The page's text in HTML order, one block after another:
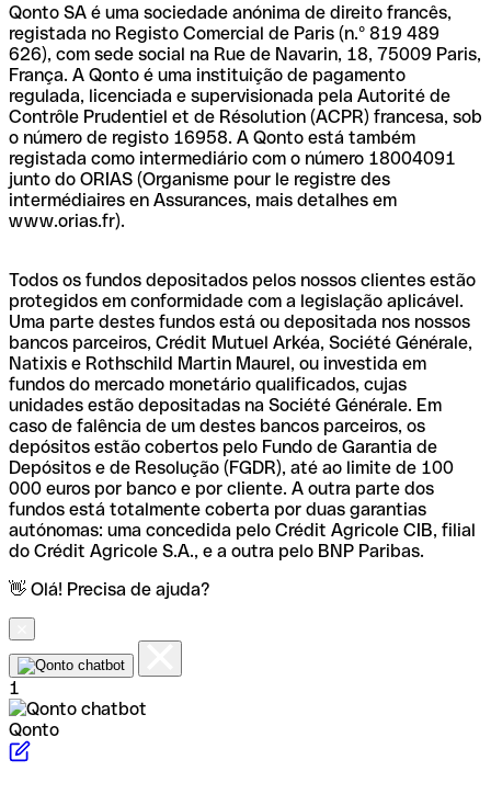
Qonto SA é uma sociedade anónima de direito francês,
registada no Registo Comercial de Paris (n.º 819 489
626), com sede social na Rue de Navarin, 18, 75009 Paris,
França. A Qonto é uma instituição de pagamento
regulada, licenciada e supervisionada pela Autorité de
Contrôle Prudentiel et de Résolution (ACPR) francesa, sob
o número de registo 16958. A Qonto está também
registada como intermediário com o número 18004091
junto do ORIAS (Organisme pour le registre des
intermédiaires en Assurances, mais detalhes em
www.orias.fr).
Todos os fundos depositados pelos nossos clientes estão
protegidos em conformidade com a legislação aplicável.
Uma parte destes fundos está ou depositada nos nossos
bancos parceiros, Crédit Mutuel Arkéa, Société Générale,
Natixis e Rothschild Martin Maurel, ou investida em
fundos do mercado monetário qualificados, cujas
unidades estão depositadas na Société Générale. Em
caso de falência de um destes bancos parceiros, os
depósitos estão cobertos pelo Fundo de Garantia de
Depósitos e de Resolução (FGDR), até ao limite de 100
000 euros por banco e por cliente. A outra parte dos
fundos está totalmente coberta por duas garantias
autónomas: uma concedida pelo Crédit Agricole CIB, filial
do Crédit Agricole S.A., e a outra pelo BNP Paribas.
👋 Olá! Precisa de ajuda?
1
Qonto